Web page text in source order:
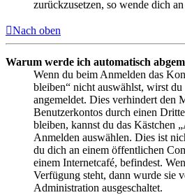
zurückzusetzen, so wende dich
Nach oben
Warum werde ich automatisch
Wenn du beim Anmelden das
bleiben“ nicht auswählst, wirst
angemeldet. Dies verhindert den
Benutzerkontos durch einen
bleiben, kannst du das Kästchen
Anmelden auswählen. Dies ist
du dich an einem öffentlichen
einem Internetcafé, befindest.
Verfügung steht, dann wurde sie
Administration ausgeschaltet.